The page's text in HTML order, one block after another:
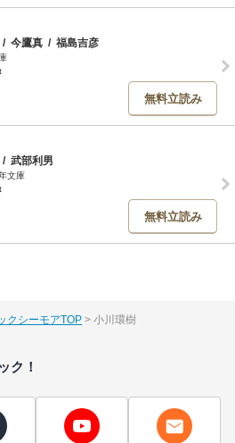
/ 今鷹真 / 福島吉彦
無料立読み
/ 武部利男
文庫
無料立読み
クシーモアTOP 小川環樹
ク！